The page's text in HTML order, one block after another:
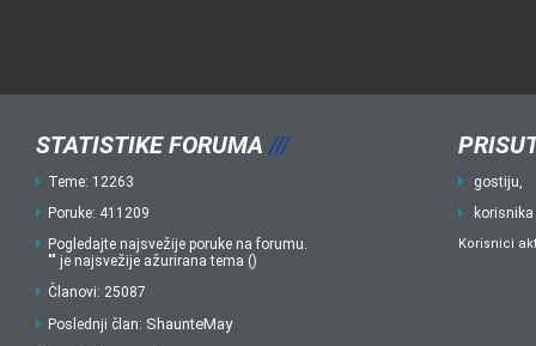
STATISTIKE FORUMA ///
Teme: 12263
Poruke: 411209
Pogledajte najsvežije poruke na forumu.
"" je najsvežije ažurirana tema ()
Članovi: 25087
Poslednji član: ShaunteMay
gostiju,
korisnika
Korisnici